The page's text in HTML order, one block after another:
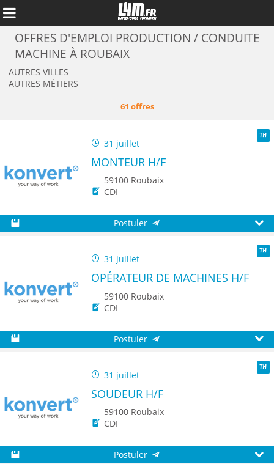
OFFRES D'EMPLOI PRODUCTION / CONDUITE
MACHINE À ROUBAIX
AUTRES VILLES
AUTRES MÉTIERS
61 offres
31 juillet
MONTEUR H/F
59100 Roubaix
CDI
Postuler
31 juillet
OPÉRATEUR DE MACHINES H/F
59100 Roubaix
CDI
Postuler
31 juillet
SOUDEUR H/F
59100 Roubaix
CDI
Postuler